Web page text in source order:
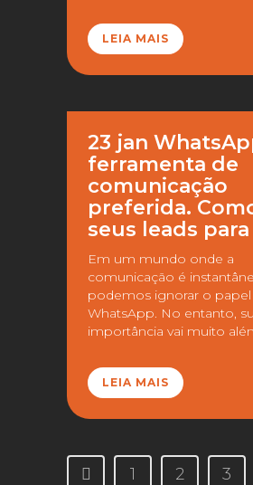
LEIA MAIS
23 jan
ferramenta de
comunicação
preferida.
seus leads para
Em um mundo onde a
comunicação é
podemos ignorar o papel
WhatsApp. No entanto,
importância vai muito
LEIA MAIS
1 2 3